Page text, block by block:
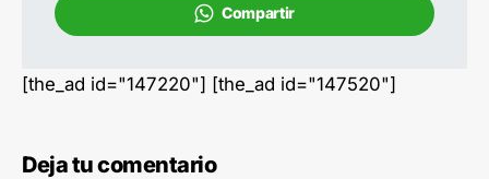
Compartir
[the_ad id="147220"] [the_ad id="147520"]
Deja tu comentario